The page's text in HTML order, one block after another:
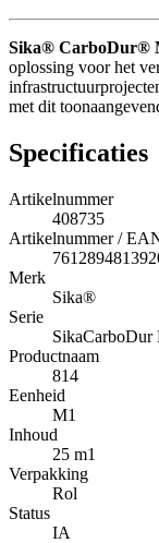
Sika® CarboDur®
oplossing voor het
met dit
Specificaties
Artikelnummer
408735
Artikelnummer /
Merk
Sika®
Serie
SikaCarboDur
Productnaam
814
Eenheid
M1
Inhoud
25 m1
Verpakking
Rol
Status
IA